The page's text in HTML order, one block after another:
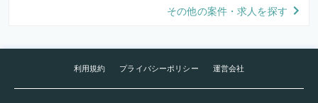
その他の案件・求人を探す
利用規約 プライバシーポリシー 運営会社